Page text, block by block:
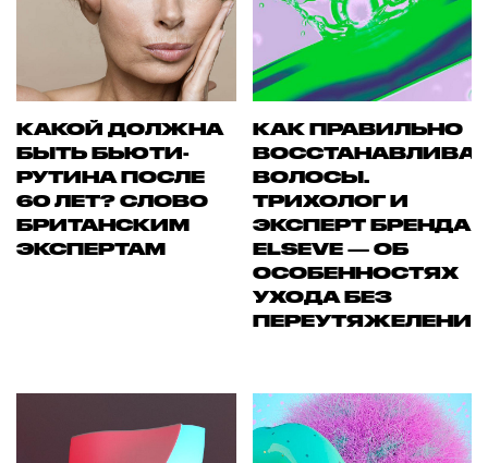
КАКОЙ ДОЛЖНА
БЫТЬ БЬЮТИ-
РУТИНА ПОСЛЕ
60 ЛЕТ? СЛОВО
БРИТАНСКИМ
ЭКСПЕРТАМ
КАК ПРАВИЛЬНО
ВОЛОСЫ.
ТРИХОЛОГ И
ЭКСПЕРТ БРЕНДА
ELSEVE — ОБ
ОСОБЕННОСТЯХ
УХОДА БЕЗ
ПЕРЕУТЯЖЕЛЕНИЯ